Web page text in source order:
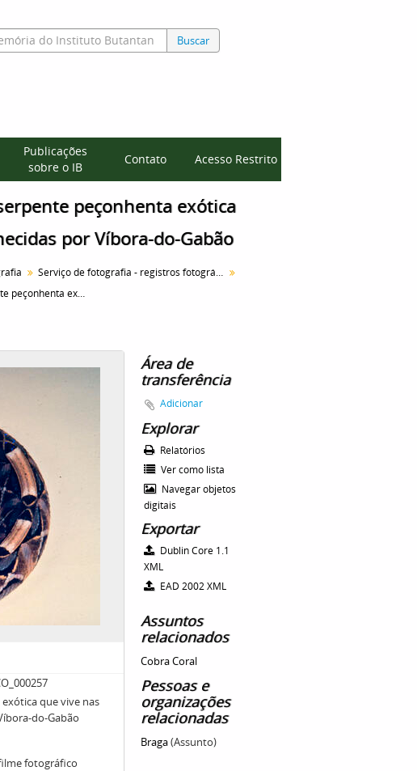
Buscar
Publicações
sobre o IB
Contato Acesso Restrito
peçonhenta exótica
por Víbora-do-Gabão
Serviço de fotografia - registros fotográficos
Bitis gabonica, serpente peçonhenta exótica que vive nas savanas Africanas – conhecidas por Víbora-do-Gabão
que vive nas
do-Gabão
fotográfico
Área de
transferência
Adicionar
Explorar
Relatórios
Ver como lista
Navegar objetos
digitais
Exportar
Dublin Core 1.1
XML
EAD 2002 XML
Assuntos
relacionados
Cobra Coral
Pessoas e
organizações
relacionadas
Braga(Assunto)